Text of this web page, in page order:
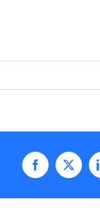
Facebook
X